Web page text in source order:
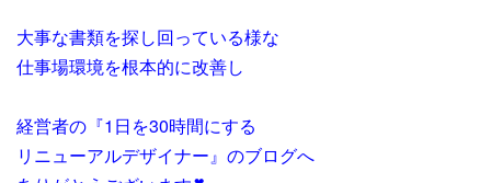
大事な書類を探し回っている様な
仕事場環境を根本的に改善し
経営者の『1日を30時間にする
リニューアルデザイナー』のブログへ